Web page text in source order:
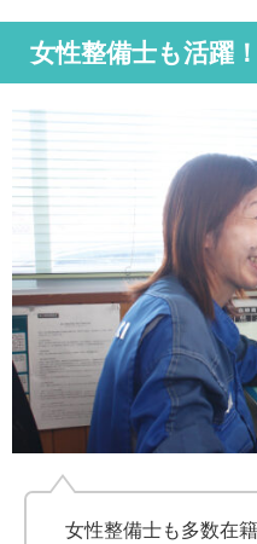
女性整備士も活躍！
女性整備士も多数在籍